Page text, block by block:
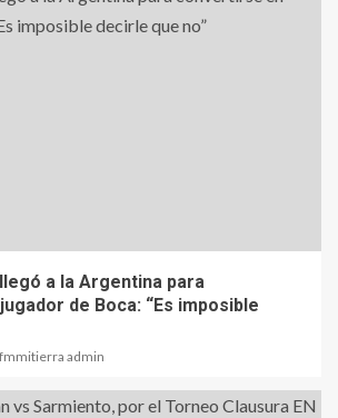
a la Argentina para
de Boca: “Es imposible
fmmitierra admin